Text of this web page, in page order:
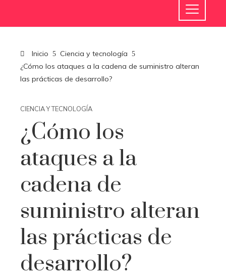
Inicio
Ciencia y tecnología
¿Cómo los ataques a la cadena de suministro alteran
las prácticas de desarrollo?
CIENCIA Y TECNOLOGÍA
¿Cómo los
ataques a la
cadena de
suministro alteran
las prácticas de
desarrollo?